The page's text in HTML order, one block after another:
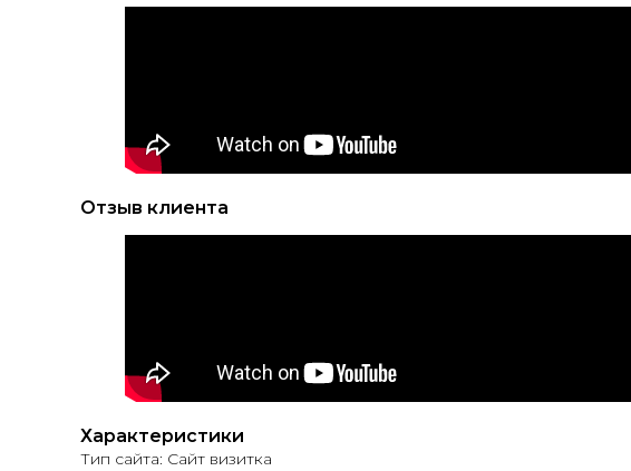
Отзыв клиента
Характеристики
Тип сайта: Сайт визитка